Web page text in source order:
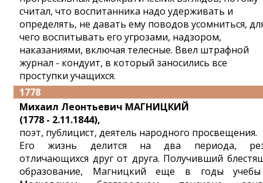
считал, что воспитанника надо удерживать и
определять, не давать ему поводов усомниться,
чего воспитывать его угрозами, надзором,
наказаниями, включая телесные. Ввел штрафной
журнал - кондуит, в который заносились все
проступки учащихся.
1778
Михаил Леонтьевич МАГНИЦКИЙ
(1778 - 2.11.1844),
поэт, публицист, деятель народного просвещения.
Его жизнь делится на два периода,
отличающихся друг от друга. Получивший
образование, Магницкий еще в годы